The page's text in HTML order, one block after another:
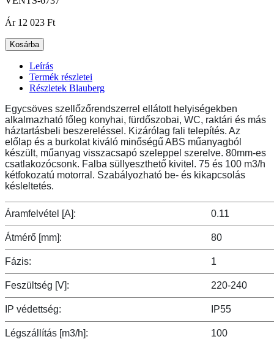
Ár 12 023 Ft
Kosárba
Leírás
Termék részletei
Részletek Blauberg
Egycsöves szellőzőrendszerrel ellátott helyiségekben
alkalmazható főleg konyhai, fürdőszobai, WC, raktári és más
háztartásbeli beszereléssel. Kizárólag fali telepítés. Az
előlap és a burkolat kiváló minőségű ABS műanyagból
készült, műanyag visszacsapó szeleppel szerelve. 80mm-es
csatlakozócsonk. Falba süllyeszthető kivitel. 75 és 100 m3/h
kétfokozatú motorral. Szabályozható be- és kikapcsolás
késleltetés.
Áramfelvétel [A]: 0.11
Átmérő [mm]: 80
Fázis: 1
Feszültség [V]: 220-240
IP védettség: IP55
Légszállítás [m3/h]: 100